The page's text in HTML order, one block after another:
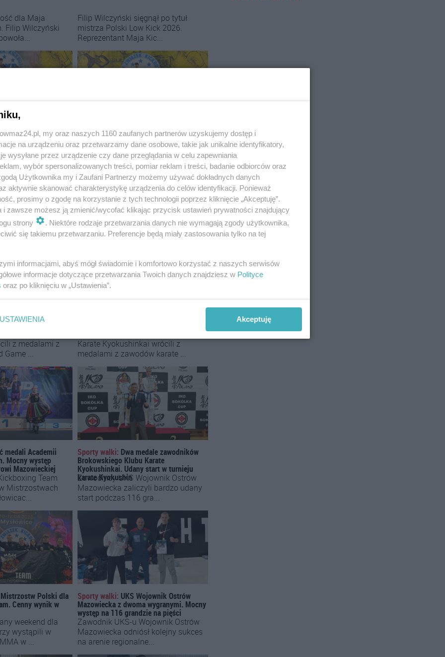
dla Maja
Filip Wilczyński
powołany
Zawodnik Maja
do Legionowa
Filip Wilczyński sięgnął po tytuł
mistrza Polski Low Kick 2026.
Reprezentant Maja Kic...
Sporty walki:Filip Wilczyński mistrzem
Polski Low Kick. Złoto dla Maja
Kickboxing Team
poszły w
lał się na
zaw...
sprawdzianem.
kolejnymi startami
Szymon Rosiński z UKS Wojownik
Ostrów Mazowiecka ma za sobą
wymagający start w Wysoki...
z medalami z
Game ...
medali Academii
Mocny występ
Mazowieckiej
Karate Kyokushinkai wrócili z
medalami z zawodów karate ...
Sporty walki: Dwa medale zawodników
Brokowskiego Klubu Karate
Kyokushinkai. Udany start w turnieju
karate Kyokushin
Team
Mistrzostwach
Polski dla
Cenny wynik w
Zawodnicy UKS Wojownik Ostrów
Mazowiecka zaliczyli bardzo udany
start podczas 116 gra...
Sporty walki: UKS Wojownik Ostrów
Mazowiecka z dwoma wygranymi. Mocny
występ na 116 grandzie na pięści
weekend dla
wystąpili w
w ...
Zawodnik UKS-u Wojownik Ostrów
Mazowiecka odniósł kolejny sukces
na arenie regionalne...
my oraz naszych 1160 zaufanych partnerów uzyskujemy dostęp i
na urządzeniu oraz przetwarzamy dane osobowe, takie jak unikalne identyfikatory,
wysyłane przez urządzenie czy dane przeglądania w celu zapewniania
wybór spersonalizowanych treści, pomiar reklam i treści, badanie odbiorców oraz
Użytkownika my i Zaufani Partnerzy możemy używać dokładnych danych
aktywnie skanować charakterystykę urządzenia do celów identyfikacji. Ponieważ
prosimy o zgodę na korzystanie z tych technologii poprzez kliknięcie „Akceptuję”.
i zawsze możesz ją zmienić/wycofać klikając przycisk ustawień prywatności znajdujący
strony
. Niektóre rodzaje przetwarzania danych nie wymagają zgody użytkownika,
się takiemu przetwarzaniu. Preferencje będą miały zastosowania tylko na tej
informacjami, abyś mógł świadomie i komfortowo korzystać z naszych serwisów
informacje dotyczące przetwarzania Twoich danych znajdziesz w Polityce
oraz po kliknięciu w „Ustawienia”.
USTAWIENIA Akceptuję